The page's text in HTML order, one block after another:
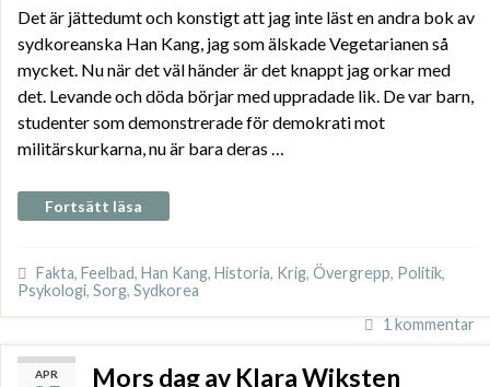
Det är jättedumt och konstigt att jag inte läst en andra bok av
sydkoreanska Han Kang, jag som älskade Vegetarianen så
mycket. Nu när det väl händer är det knappt jag orkar med
det. Levande och döda börjar med uppradade lik. De var barn,
studenter som demonstrerade för demokrati mot
militärskurkarna, nu är bara deras …
Fortsätt läsa
Fakta, Feelbad, Han Kang, Historia, Krig, Övergrepp, Politik,
Psykologi, Sorg, Sydkorea
1 kommentar
APR Mors dag av Klara Wiksten